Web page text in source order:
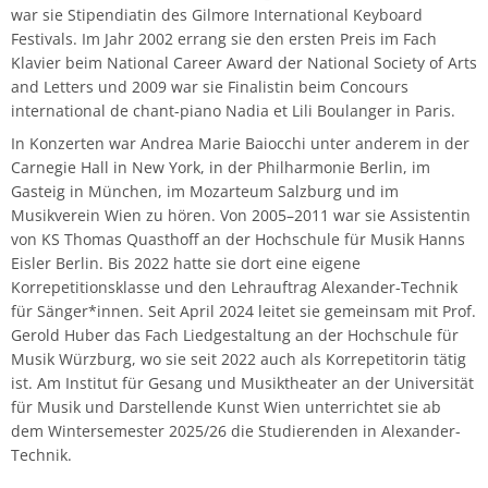
war sie Stipendiatin des Gilmore International Keyboard
Festivals. Im Jahr 2002 errang sie den ersten Preis im Fach
Klavier beim National Career Award der National Society of Arts
and Letters und 2009 war sie Finalistin beim Concours
international de chant-piano Nadia et Lili Boulanger in Paris.
In Konzerten war Andrea Marie Baiocchi unter anderem in der
Carnegie Hall in New York, in der Philharmonie Berlin, im
Gasteig in München, im Mozarteum Salzburg und im
Musikverein Wien zu hören. Von 2005–2011 war sie Assistentin
von KS Thomas Quasthoff an der Hochschule für Musik Hanns
Eisler Berlin. Bis 2022 hatte sie dort eine eigene
Korrepetitionsklasse und den Lehrauftrag Alexander-Technik
für Sänger*innen. Seit April 2024 leitet sie gemeinsam mit Prof.
Gerold Huber das Fach Liedgestaltung an der Hochschule für
Musik Würzburg, wo sie seit 2022 auch als Korrepetitorin tätig
ist. Am Institut für Gesang und Musiktheater an der Universität
für Musik und Darstellende Kunst Wien unterrichtet sie ab
dem Wintersemester 2025/26 die Studierenden in Alexander-
Technik.
Musiktheaterkorrepetition
Musiktheorie
Percussion
Streichinstrumente
Master of Music in Performance
Master of Music in Performance and Pedagogy
Günther Wich
Johannes Wolf
Musikwissenschaft/Musikermedizin
Fachgruppe Musikpädagogik Lehramt